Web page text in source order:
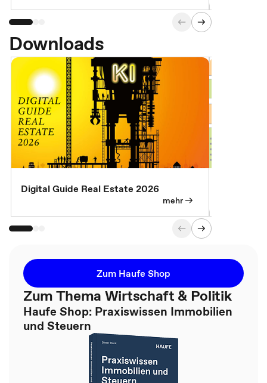
Downloads
Digital Guide Real Estate 2026
mehr
Zum Haufe Shop
Zum Thema Wirtschaft & Politik
Haufe Shop: Praxiswissen Immobilien
und Steuern